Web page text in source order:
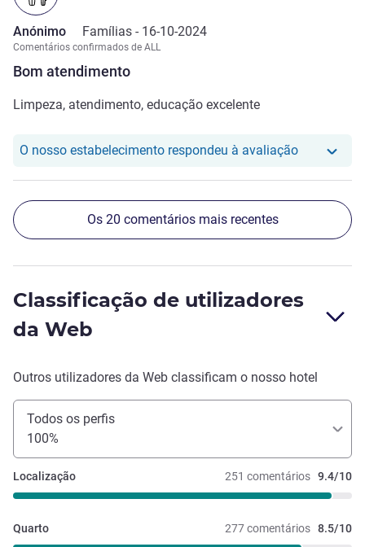
Bom atendimento
Anónimo Famílias - 16-10-2024
Comentários confirmados de ALL
Limpeza, atendimento, educação excelente
O nosso estabelecimento respondeu à avaliaçãoO nosso
Os 20 comentários mais recentes
Classificação de utilizadores
da Web
Outros utilizadores da Web classificam o nosso hotel
Todos os perfis
100%
251 comentários 9.4/10
Localização
277 comentários 8.5/10
Quarto